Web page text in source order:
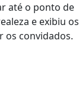
até o ponto de
e exibiu os
os convidados.